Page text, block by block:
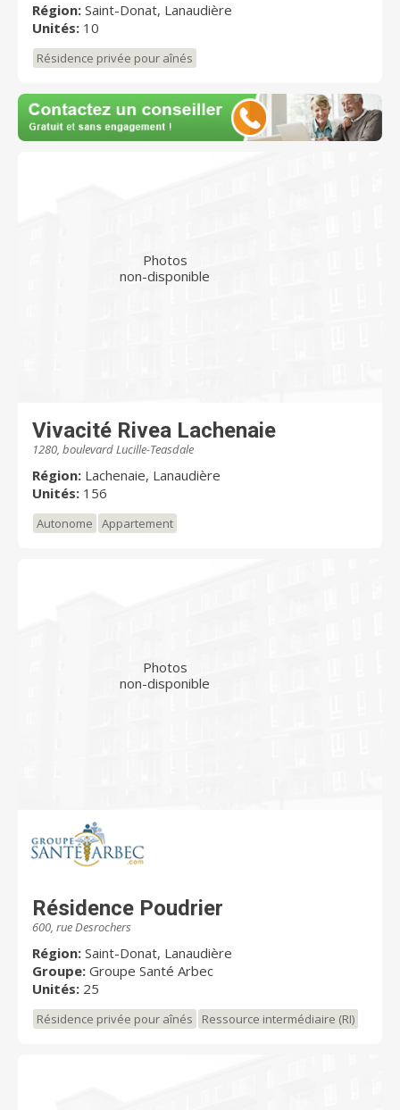
Région: Saint-Donat, Lanaudière
Unités: 10
Résidence privée pour aînés
Photos
non-disponible
Vivacité Rivea Lachenaie
1280, boulevard Lucille-Teasdale
Région: Lachenaie, Lanaudière
Unités: 156
Autonome Appartement
Photos
non-disponible
Résidence Poudrier
600, rue Desrochers
Région: Saint-Donat, Lanaudière
Groupe: Groupe Santé Arbec
Unités: 25
Résidence privée pour aînés Ressource intermédiaire (RI)